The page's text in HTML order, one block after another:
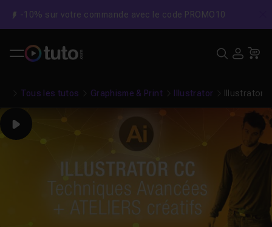
-10% sur votre commande avec le code PROMO10
Tous les tutos Graphisme & Print Illustrator Illustrator
Play